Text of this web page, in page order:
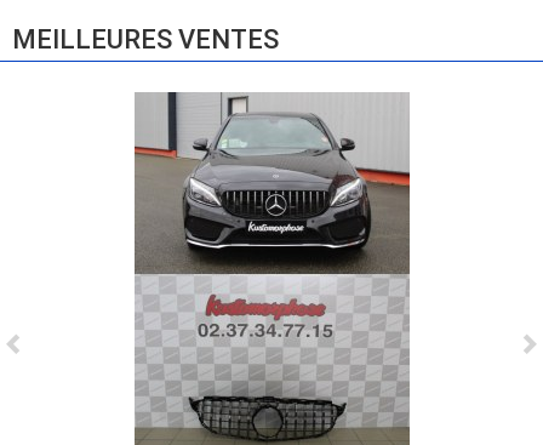
Ligne Cat-Back Active 4 Sorties avec
Tube en H pour Ford Mustang GT & V6
(2015-2023)
2 690,00 € TTC
MEILLEURES VENTES